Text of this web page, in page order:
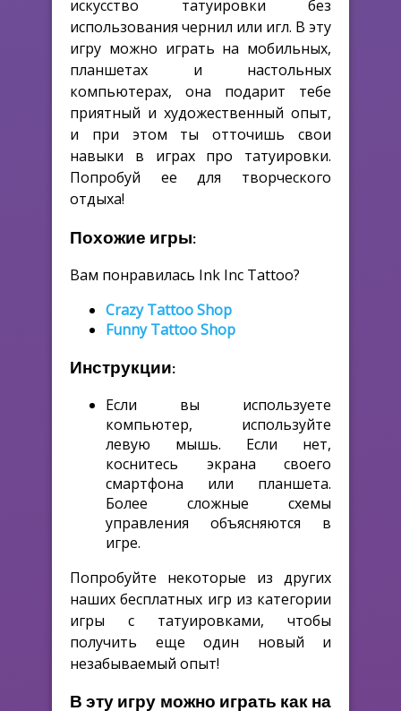
искусство татуировки без
использования чернил или игл. В эту
игру можно играть на мобильных,
планшетах и настольных
компьютерах, она подарит тебе
приятный и художественный опыт,
и при этом ты отточишь свои
навыки в играх про татуировки.
Попробуй ее для творческого
отдыха!
Похожие игры:
Вам понравилась Ink Inc Tattoo?
Crazy Tattoo Shop
Funny Tattoo Shop
Инструкции:
Если вы используете
компьютер, используйте
левую мышь. Если нет,
коснитесь экрана своего
смартфона или планшета.
Более сложные схемы
управления объясняются в
игре.
Попробуйте некоторые из других
наших бесплатных игр из категории
игры с татуировками, чтобы
получить еще один новый и
незабываемый опыт!
В эту игру можно играть как на